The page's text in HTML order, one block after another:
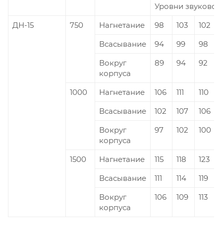
Уровни
ДН-15
750 Нагнетание 98 103 102
Всасывание
94 99 98
Вокруг
корпуса
89 94 92
1000 Нагнетание 106 111 110
Всасывание
102 107 106
Вокруг
корпуса
97 102 100
1500 Нагнетание 115 118 123
Всасывание
111 114 119
Вокруг
корпуса
106 109 113